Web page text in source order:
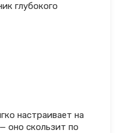
глубокого
настраивает на
оно скользит по